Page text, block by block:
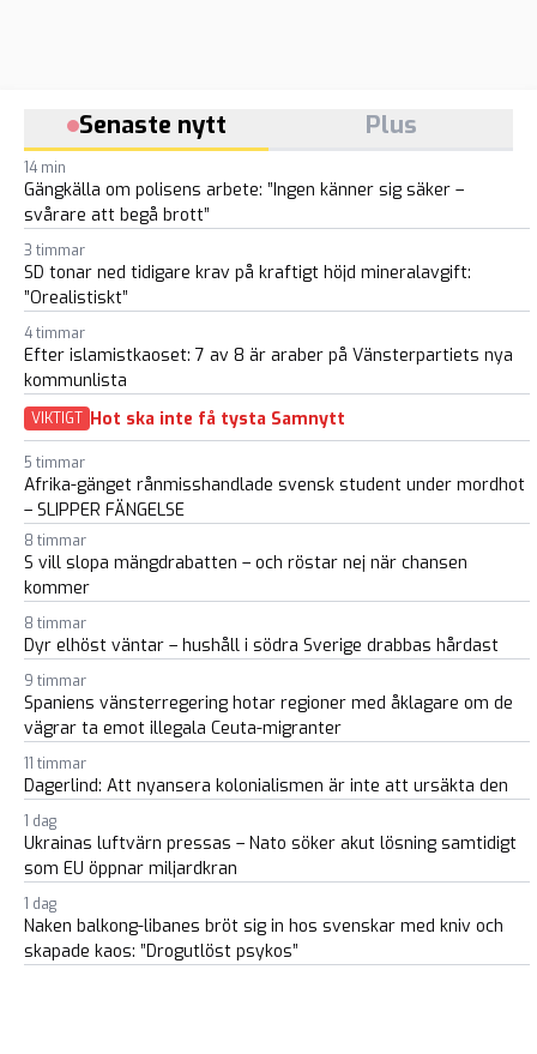
Senaste nytt Plus
14 min
Gängkälla om polisens arbete: ”Ingen känner sig säker –
svårare att begå brott”
3 timmar
SD tonar ned tidigare krav på kraftigt höjd mineralavgift:
”Orealistiskt”
4 timmar
Efter islamistkaoset: 7 av 8 är araber på Vänsterpartiets nya
kommunlista
VIKTIGT Hot ska inte få tysta Samnytt
5 timmar
Afrika-gänget rånmisshandlade svensk student under mordhot
– SLIPPER FÄNGELSE
8 timmar
S vill slopa mängdrabatten – och röstar nej när chansen
kommer
8 timmar
Dyr elhöst väntar – hushåll i södra Sverige drabbas hårdast
9 timmar
Spaniens vänsterregering hotar regioner med åklagare om de
vägrar ta emot illegala Ceuta-migranter
11 timmar
Dagerlind: Att nyansera kolonialismen är inte att ursäkta den
1 dag
Ukrainas luftvärn pressas – Nato söker akut lösning samtidigt
som EU öppnar miljardkran
1 dag
Naken balkong-libanes bröt sig in hos svenskar med kniv och
skapade kaos: ”Drogutlöst psykos”